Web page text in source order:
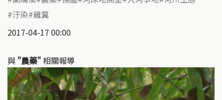
汙染 雞糞
2017-04-17 00:00
與 "農藥" 相關報導